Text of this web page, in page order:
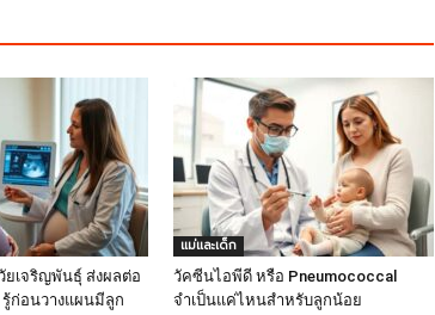
ยเจริญพันธุ์ ส่งผลต่อ
ก่อนวางแผนมีลูก
แม่และเด็ก
วัคซีนไอพีดี หรือ Pneumococcal
จำเป็นแค่ไหนสำหรับลูกน้อย